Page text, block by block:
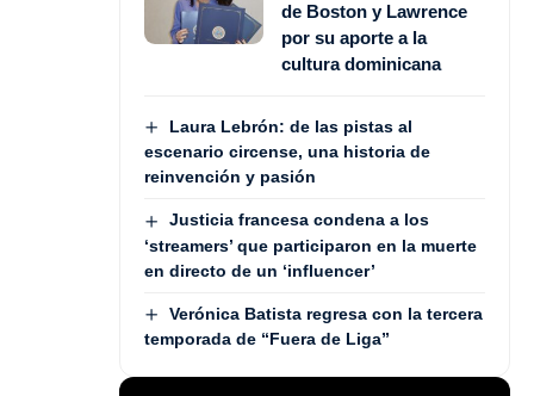
de Boston y Lawrence
por su aporte a la
cultura dominicana
Laura Lebrón: de las pistas al
escenario circense, una historia de
reinvención y pasión
Justicia francesa condena a los
‘streamers’ que participaron en la muerte
en directo de un ‘influencer’
Verónica Batista regresa con la tercera
temporada de “Fuera de Liga”